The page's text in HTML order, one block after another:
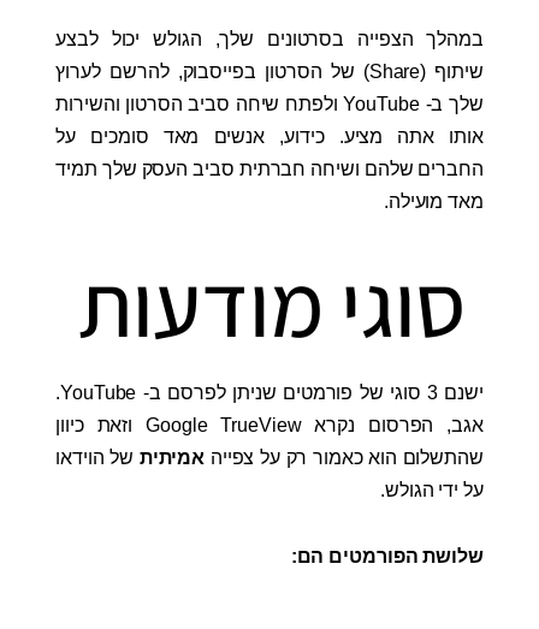
במהלך הצפייה בסרטונים שלך, הגולש יכול לבצע
שיתוף (Share) של הסרטון בפייסבוק, להרשם לערוץ
שלך ב- YouTube ולפתח שיחה סביב הסרטון והשירות
אותו אתה מציע. כידוע, אנשים מאד סומכים על
החברים שלהם ושיחה חברתית סביב העסק שלך תמיד
מאד מועילה.
סוגי מודעות
ישנם 3 סוגי של פורמטים שניתן לפרסם ב- YouTube.
אגב, הפרסום נקרא Google TrueView וזאת כיוון
שהתשלום הוא כאמור רק על צפייה אמיתית של הוידאו
על ידי הגולש.
שלושת הפורמטים הם: